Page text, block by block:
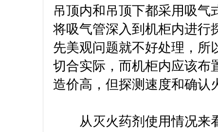
吊顶内和吊顶下都采用吸气
将吸气管深入到机柜内进行
先美观问题就不好处理，所
切合实际，而机柜内应该布
造价高，但探测速度和确
从灭火药剂使用情况来